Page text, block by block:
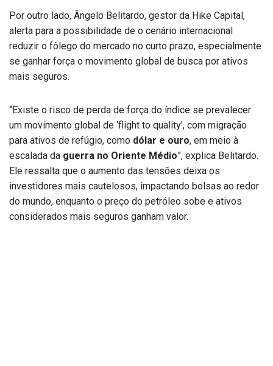
Por outro lado, Ângelo Belitardo, gestor da Hike Capital,
alerta para a possibilidade de o cenário internacional
reduzir o fôlego do mercado no curto prazo, especialmente
se ganhar força o movimento global de busca por ativos
mais seguros.
“Existe o risco de perda de força do índice se prevalecer
um movimento global de ‘flight to quality’, com migração
para ativos de refúgio, como dólar e ouro, em meio à
escalada da guerra no Oriente Médio”, explica Belitardo.
Ele ressalta que o aumento das tensões deixa os
investidores mais cautelosos, impactando bolsas ao redor
do mundo, enquanto o preço do petróleo sobe e ativos
considerados mais seguros ganham valor.